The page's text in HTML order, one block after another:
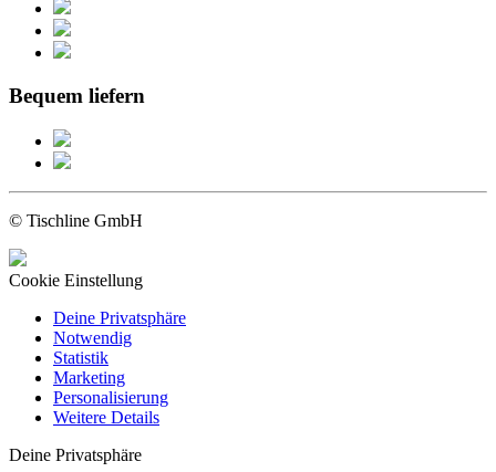
Bequem liefern
© Tischline GmbH
Cookie Einstellung
Deine Privatsphäre
Notwendig
Statistik
Marketing
Personalisierung
Weitere Details
Deine Privatsphäre